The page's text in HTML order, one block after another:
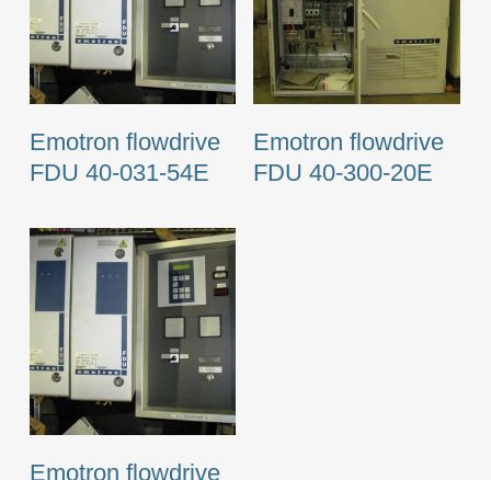
Emotron flowdrive
FDU 40-031-54E
Emotron flowdrive
FDU 40-300-20E
Emotron flowdrive